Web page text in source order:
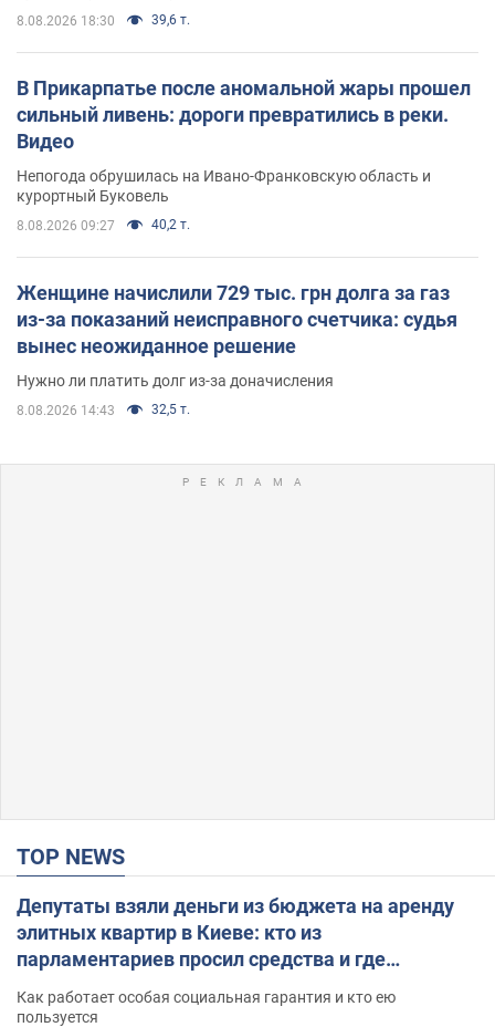
8.08.2026 18:30 39,6 т.
В Прикарпатье после аномальной жары прошел
сильный ливень: дороги превратились в реки.
Видео
Непогода обрушилась на Ивано-Франковскую область и
курортный Буковель
8.08.2026 09:27 40,2 т.
Женщине начислили 729 тыс. грн долга за газ
из-за показаний неисправного счетчика: судья
вынес неожиданное решение
Нужно ли платить долг из-за доначисления
8.08.2026 14:43 32,5 т.
TOP NEWS
Депутаты взяли деньги из бюджета на аренду
элитных квартир в Киеве: кто из
парламентариев просил средства и где
поселился
Как работает особая социальная гарантия и кто ею
пользуется